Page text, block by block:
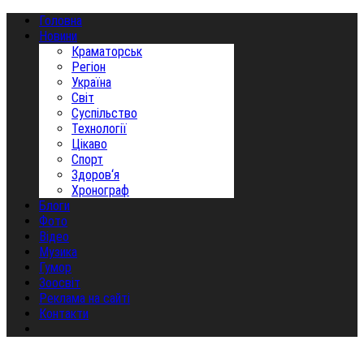
Головна
Новини
Краматорськ
Регіон
Україна
Світ
Суспільство
Технології
Цікаво
Спорт
Здоров‘я
Хронограф
Блоги
Фото
Відео
Музика
Гумор
Зоосвіт
Реклама на сайті
Контакти